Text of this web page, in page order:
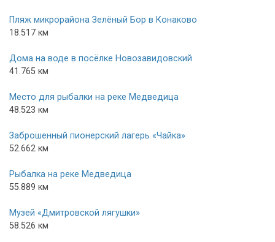
Пляж микрорайона Зелёный Бор в Конаково
18.517 км
Дома на воде в посёлке Новозавидовский
41.765 км
Место для рыбалки на реке Медведица
48.523 км
Заброшенный пионерский лагерь «Чайка»
52.662 км
Рыбалка на реке Медведица
55.889 км
Музей «Дмитровской лягушки»
58.526 км